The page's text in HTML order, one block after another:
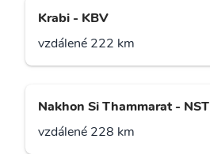
Krabi - KBV
vzdálené 222 km
Nakhon Si Thammarat - NST
vzdálené 228 km